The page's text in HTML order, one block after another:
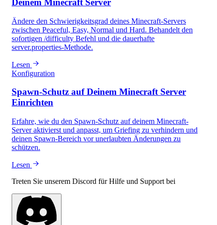
Deinem Minecraft Server
Ändere den Schwierigkeitsgrad deines Minecraft-Servers
zwischen Peaceful, Easy, Normal und Hard. Behandelt den
sofortigen /difficulty Befehl und die dauerhafte
server.properties-Methode.
Lesen
Konfiguration
Spawn-Schutz auf Deinem Minecraft Server
Einrichten
Erfahre, wie du den Spawn-Schutz auf deinem Minecraft-
Server aktivierst und anpasst, um Griefing zu verhindern und
deinen Spawn-Bereich vor unerlaubten Änderungen zu
schützen.
Lesen
Treten Sie unserem Discord für Hilfe und Support bei